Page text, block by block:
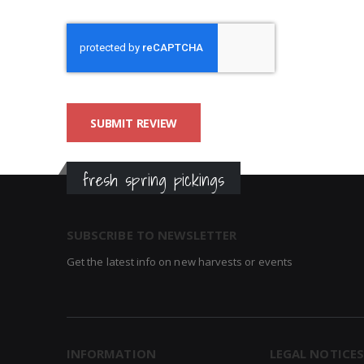
SUBMIT REVIEW
fresh spring pickings
SUBSCRIBE TO NEWSLETTER
Get the latest info on new harvests or events
INFORMATION LEGAL NOTICES